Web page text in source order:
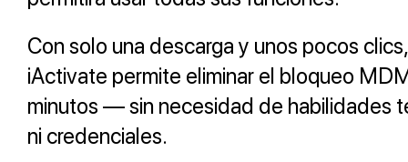
Con solo una descarga y unos pocos clics,
iActivate permite eliminar el bloqueo
minutos — sin necesidad de habilidades
ni credenciales.